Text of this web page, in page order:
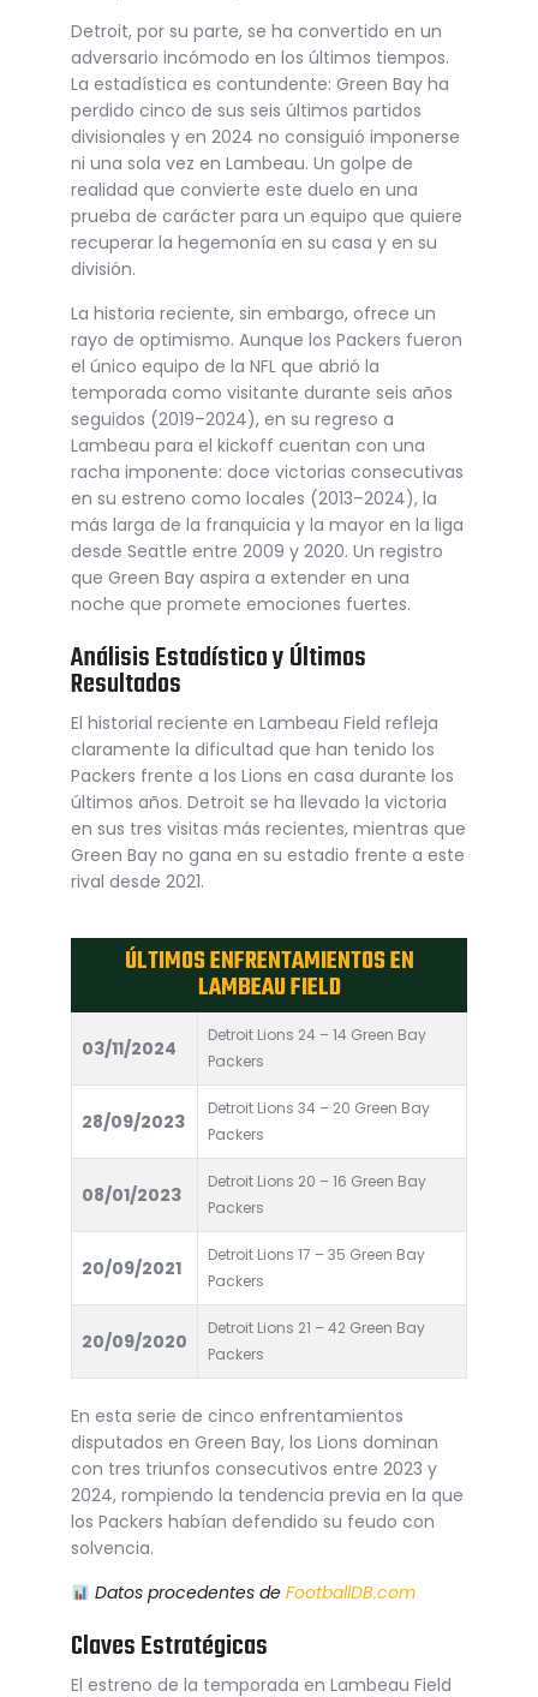
Detroit, por su parte, se ha convertido en un
adversario incómodo en los últimos tiempos.
La estadística es contundente: Green Bay ha
perdido cinco de sus seis últimos partidos
divisionales y en 2024 no consiguió imponerse
ni una sola vez en Lambeau. Un golpe de
realidad que convierte este duelo en una
prueba de carácter para un equipo que quiere
recuperar la hegemonía en su casa y en su
división.
La historia reciente, sin embargo, ofrece un
rayo de optimismo. Aunque los Packers fueron
el único equipo de la NFL que abrió la
temporada como visitante durante seis años
seguidos (2019–2024), en su regreso a
Lambeau para el kickoff cuentan con una
racha imponente: doce victorias consecutivas
en su estreno como locales (2013–2024), la
más larga de la franquicia y la mayor en la liga
desde Seattle entre 2009 y 2020. Un registro
que Green Bay aspira a extender en una
noche que promete emociones fuertes.
Análisis Estadístico y Últimos
Resultados
El historial reciente en Lambeau Field refleja
claramente la dificultad que han tenido los
Packers frente a los Lions en casa durante los
últimos años. Detroit se ha llevado la victoria
en sus tres visitas más recientes, mientras que
Green Bay no gana en su estadio frente a este
rival desde 2021.
ÚLTIMOS ENFRENTAMIENTOS EN
LAMBEAU FIELD
03/11/2024
Detroit Lions 24 – 14 Green Bay
Packers
28/09/2023
Detroit Lions 34 – 20 Green Bay
Packers
08/01/2023
Detroit Lions 20 – 16 Green Bay
Packers
20/09/2021
Detroit Lions 17 – 35 Green Bay
Packers
20/09/2020
Detroit Lions 21 – 42 Green Bay
Packers
En esta serie de cinco enfrentamientos
disputados en Green Bay, los Lions dominan
con tres triunfos consecutivos entre 2023 y
2024, rompiendo la tendencia previa en la que
los Packers habían defendido su feudo con
solvencia.
Datos procedentes de FootballDB.com
Claves Estratégicas
El estreno de la temporada en Lambeau Field